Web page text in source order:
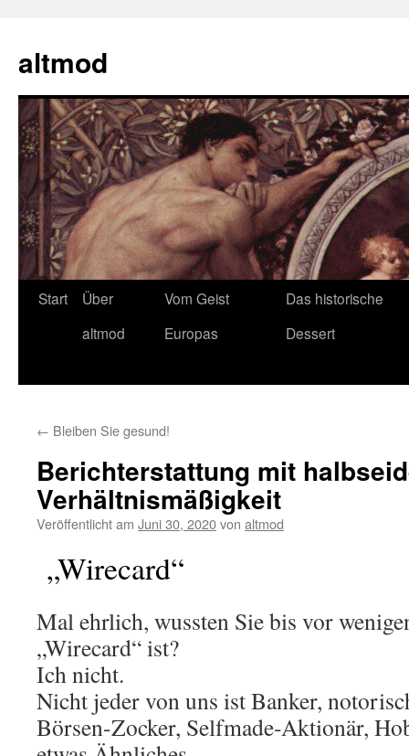
springen
altmod
Start
Über
altmod
Vom Geist
Europas
Das historische
Dessert
← Bleiben Sie gesund!
Berichterstattung mit
Verhältnismäßigkeit
Veröffentlicht am Juni 30, 2020von altmod
„Wirecard“
Mal ehrlich, wussten Sie bis vor
„Wirecard“ ist?
Ich nicht.
Nicht jeder von uns ist Banker,
Börsen-Zocker, Selfmade-Aktionär,